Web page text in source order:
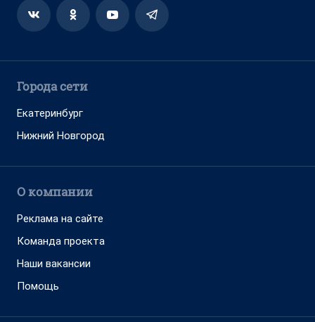
Города сети
Екатеринбург
Нижний Новгород
О компании
Реклама на сайте
Команда проекта
Наши вакансии
Помощь